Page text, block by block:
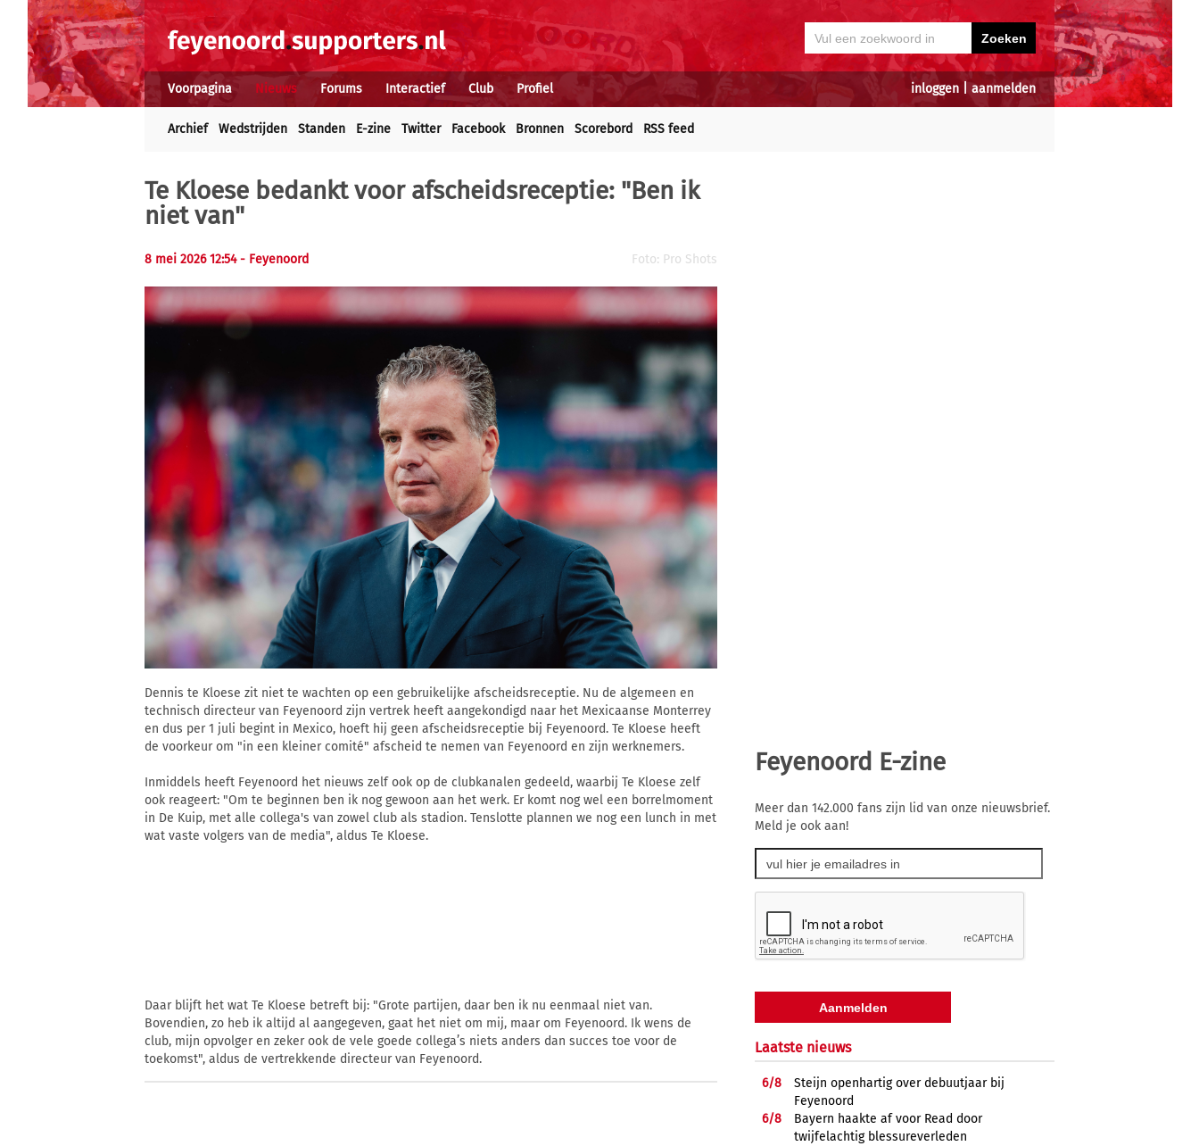
inloggen aanmelden
Voorpagina Nieuws Forums Interactief Club Profiel
Archief Wedstrijden Standen E-zine Twitter Facebook Bronnen Scorebord RSS feed
Te Kloese bedankt voor afscheidsreceptie: "Ben ik
niet van"
8 mei 2026 12:54 - Feyenoord Foto: Pro Shots
Dennis te Kloese zit niet te wachten op een gebruikelijke afscheidsreceptie. Nu de algemeen en
technisch directeur van Feyenoord zijn vertrek heeft aangekondigd naar het Mexicaanse Monterrey
en dus per 1 juli begint in Mexico, hoeft hij geen afscheidsreceptie bij Feyenoord. Te Kloese heeft
de voorkeur om "in een kleiner comité" afscheid te nemen van Feyenoord en zijn werknemers.
Inmiddels heeft Feyenoord het nieuws zelf ook op de clubkanalen gedeeld, waarbij Te Kloese zelf
ook reageert: "Om te beginnen ben ik nog gewoon aan het werk. Er komt nog wel een borrelmoment
in De Kuip, met alle collega's van zowel club als stadion. Tenslotte plannen we nog een lunch in met
wat vaste volgers van de media", aldus Te Kloese.
Daar blijft het wat Te Kloese betreft bij: "Grote partijen, daar ben ik nu eenmaal niet van.
Bovendien, zo heb ik altijd al aangegeven, gaat het niet om mij, maar om Feyenoord. Ik wens de
club, mijn opvolger en zeker ook de vele goede collega’s niets anders dan succes toe voor de
toekomst", aldus de vertrekkende directeur van Feyenoord.
Feyenoord E-zine
Meer dan 142.000 fans zijn lid van onze nieuwsbrief.
Meld je ook aan!
Laatste nieuws
6/8
Steijn openhartig over debuutjaar bij
Feyenoord
6/8
Bayern haakte af voor Read door
twijfelachtig blessureverleden